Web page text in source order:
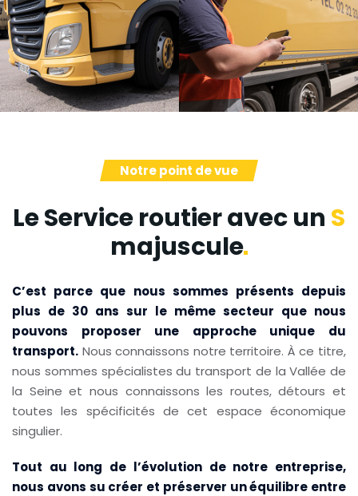
Notre point de vue
Le Service routier avec un S
majuscule
C’est parce que nous sommes présents depuis
plus de 30 ans sur le même secteur que nous
pouvons proposer une approche unique du
transport. Nous connaissons notre territoire. À ce titre,
nous sommes spécialistes du transport de la Vallée de
la Seine et nous connaissons les routes, détours et
toutes les spécificités de cet espace économique
singulier.
Tout au long de l’évolution de notre entreprise,
nous avons su créer et préserver un équilibre entre